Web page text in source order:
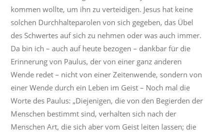
kommen wollte, um ihn zu verteidigen. Jesus hat keine
solchen Durchhalteparolen von sich gegeben, das Übel
des Schwertes auf sich zu nehmen oder was auch immer.
Da bin ich – auch auf heute bezogen – dankbar für die
Erinnerung von Paulus, der von einer ganz anderen
Wende redet – nicht von einer Zeitenwende, sondern von
einer Wende durch ein Leben im Geist – Noch mal die
Worte des Paulus: „Diejenigen, die von den Begierden der
Menschen bestimmt sind, verhalten sich nach der
Menschen Art, die sich aber vom Geist leiten lassen; die